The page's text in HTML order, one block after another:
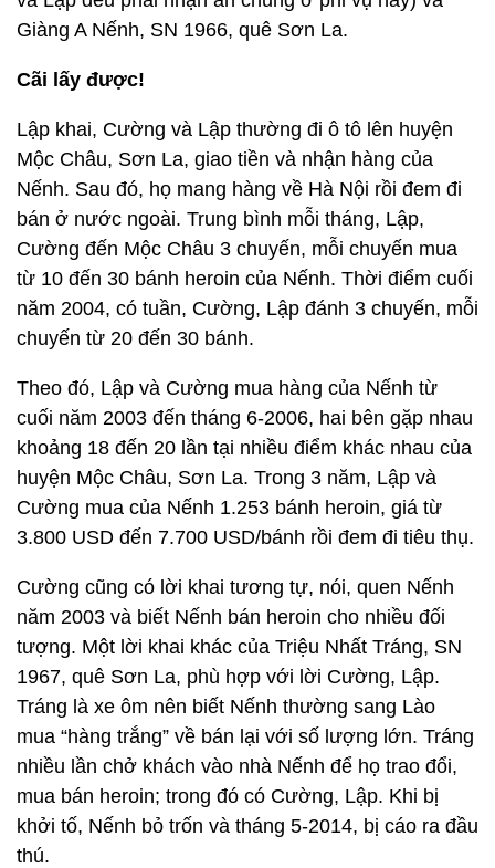
Giàng A Nếnh, SN 1966, quê Sơn La.
Cãi lấy được!
Lập khai, Cường và Lập thường đi ô tô lên huyện
Mộc Châu, Sơn La, giao tiền và nhận hàng của
Nếnh. Sau đó, họ mang hàng về Hà Nội rồi đem đi
bán ở nước ngoài. Trung bình mỗi tháng, Lập,
Cường đến Mộc Châu 3 chuyến, mỗi chuyến mua
từ 10 đến 30 bánh heroin của Nếnh. Thời điểm cuối
năm 2004, có tuần, Cường, Lập đánh 3 chuyến, mỗi
chuyến từ 20 đến 30 bánh.
Theo đó, Lập và Cường mua hàng của Nếnh từ
cuối năm 2003 đến tháng 6-2006, hai bên gặp nhau
khoảng 18 đến 20 lần tại nhiều điểm khác nhau của
huyện Mộc Châu, Sơn La. Trong 3 năm, Lập và
Cường mua của Nếnh 1.253 bánh heroin, giá từ
3.800 USD đến 7.700 USD/bánh rồi đem đi tiêu thụ.
Cường cũng có lời khai tương tự, nói, quen Nếnh
năm 2003 và biết Nếnh bán heroin cho nhiều đối
tượng. Một lời khai khác của Triệu Nhất Tráng, SN
1967, quê Sơn La, phù hợp với lời Cường, Lập.
Tráng là xe ôm nên biết Nếnh thường sang Lào
mua “hàng trắng” về bán lại với số lượng lớn. Tráng
nhiều lần chở khách vào nhà Nếnh để họ trao đổi,
mua bán heroin; trong đó có Cường, Lập. Khi bị
khởi tố, Nếnh bỏ trốn và tháng 5-2014, bị cáo ra đầu
thú.